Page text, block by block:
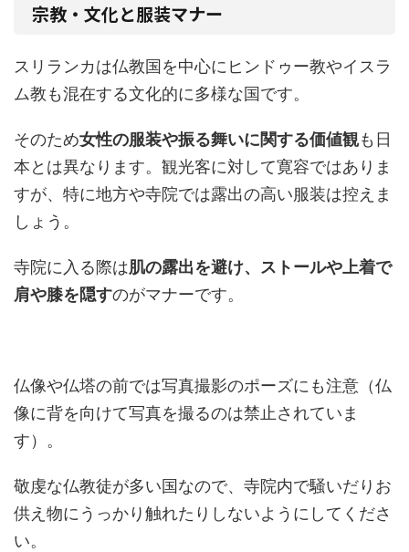
宗教・文化と服装マナー
スリランカは仏教国を中心にヒンドゥー教やイスラ
ム教も混在する文化的に多様な国です。
そのため女性の服装や振る舞いに関する価値観も日
本とは異なります。観光客に対して寛容ではありま
すが、特に地方や寺院では露出の高い服装は控えま
しょう。
寺院に入る際は肌の露出を避け、ストールや上着で
肩や膝を隠すのがマナーです。
仏像や仏塔の前では写真撮影のポーズにも注意（仏
像に背を向けて写真を撮るのは禁止されていま
す）。
敬虔な仏教徒が多い国なので、寺院内で騒いだりお
供え物にうっかり触れたりしないようにしてくださ
い。